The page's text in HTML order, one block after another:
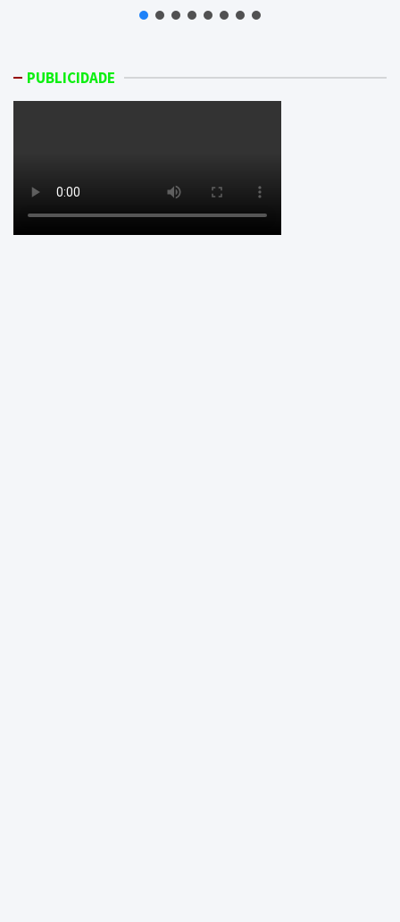
PUBLICIDADE